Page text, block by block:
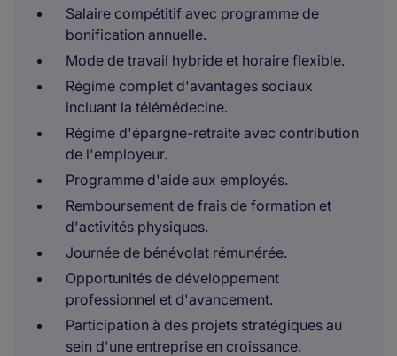
Salaire compétitif avec programme de
bonification annuelle.
Mode de travail hybride et horaire flexible.
Régime complet d'avantages sociaux
incluant la télémédecine.
Régime d'épargne-retraite avec contribution
de l'employeur.
Programme d'aide aux employés.
Remboursement de frais de formation et
d'activités physiques.
Journée de bénévolat rémunérée.
Opportunités de développement
professionnel et d'avancement.
Participation à des projets stratégiques au
sein d'une entreprise en croissance.